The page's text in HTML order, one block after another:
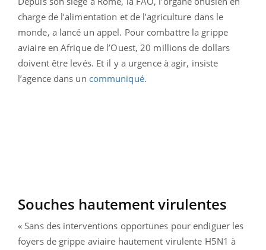
charge de l’alimentation et de l’agriculture dans le
monde, a lancé un appel. Pour combattre la grippe
aviaire en Afrique de l’Ouest, 20 millions de dollars
doivent être levés. Et il y a urgence à agir, insiste
l’agence dans un communiqué.
Souches hautement virulentes
« Sans des interventions opportunes pour endiguer les
foyers de grippe aviaire hautement virulente H5N1 à